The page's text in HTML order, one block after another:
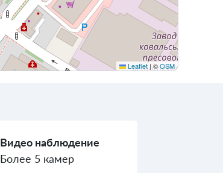
Leaflet |©OSM
Видео наблюдение
Более 5 камер